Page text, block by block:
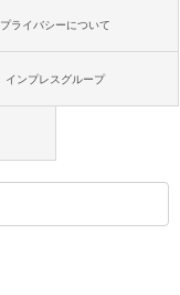
プライバシーについて
インプレスグループ